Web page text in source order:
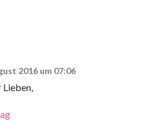
2016 um 07:06